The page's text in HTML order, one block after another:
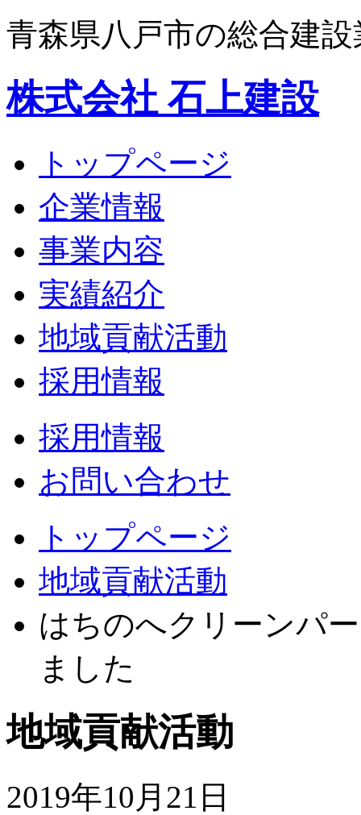
青森県八戸市の総合建
株式会社 石上建設
トップページ
企業情報
事業内容
実績紹介
地域貢献活動
採用情報
採用情報
お問い合わせ
トップページ
地域貢献活動
はちのへクリーンパ
ました
地域貢献活動
2019年10月21日